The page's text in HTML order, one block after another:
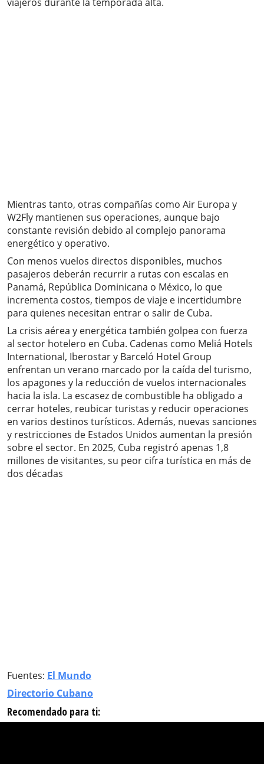
Mientras tanto, otras compañías como Air Europa y
W2Fly mantienen sus operaciones, aunque bajo
constante revisión debido al complejo panorama
energético y operativo.
Con menos vuelos directos disponibles, muchos
pasajeros deberán recurrir a rutas con escalas en
Panamá, República Dominicana o México, lo que
incrementa costos, tiempos de viaje e incertidumbre
para quienes necesitan entrar o salir de Cuba.
La crisis aérea y energética también golpea con fuerza
al sector hotelero en Cuba. Cadenas como Meliá Hotels
International, Iberostar y Barceló Hotel Group
enfrentan un verano marcado por la caída del turismo,
los apagones y la reducción de vuelos internacionales
hacia la isla. La escasez de combustible ha obligado a
cerrar hoteles, reubicar turistas y reducir operaciones
en varios destinos turísticos. Además, nuevas sanciones
y restricciones de Estados Unidos aumentan la presión
sobre el sector. En 2025, Cuba registró apenas 1,8
millones de visitantes, su peor cifra turística en más de
dos décadas
Fuentes: El Mundo
Directorio Cubano
Recomendado para ti: